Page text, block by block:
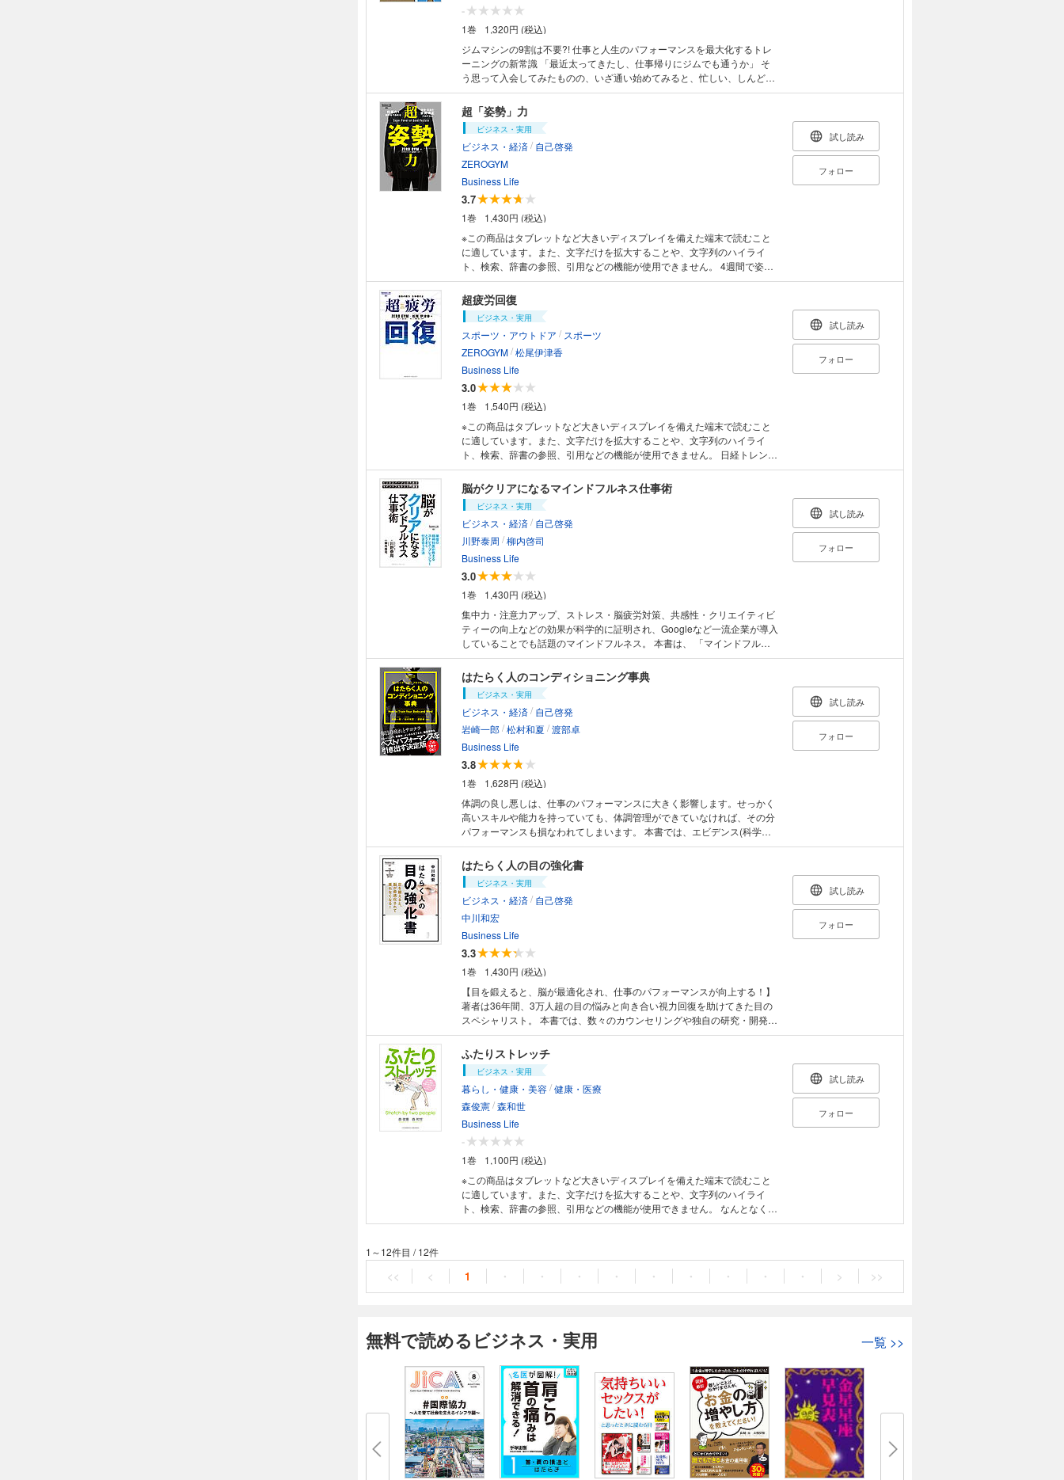
へのステップ第2章 潜在意識を味方につける第3章 頑張らなくていい理由
第4章 習慣は才能を超える第5章 「スイッチとなる習慣」の見つけ方第6章
「スイッチとなる習慣」の選択肢第7章 人生を根本から変える習慣エピロ
ーグ あなたには想定を超える可能性がある!
-
1巻
1,320円 (税込)
ジムマシンの9割は不要?! 仕事と人生のパフォーマンスを最大化するトレ
ーニングの新常識 「最近太ってきたし、仕事帰りにジムでも通うか」 そ
う思って入会してみたものの、いざ通い始めてみると、忙しい、しんど
い、めんどうくさい。そして続かない……。 こうなってしまう原因の多く
は、ジムマシンを片っ端から使ったり、ひたすら筋トレに励んだり……と
いった、「じつは非効率な鍛え方」をしていることにあります 本書では、
「鍛える前に整える」というトレーニングの本質や、最短で理想のカラダ
になるための賢いジム活用のコツを紹介。 トレーニングのプロとして長
年、世界を舞台に戦うトップアスリートのカラダづくりから一般の人の健
康管理まで「カラダのトータルサポート」に従事してきた著者の鈴木岳氏
が、その極意を余すことなくお伝えします。 押さえておきたい常識、意外
と知られていないフィットネスジムの魅力が満載の「新・トレーニングバ
イブル」! ●目次(抜粋) はじめに 忙しくても続く! ジム通い・トレーニング
の極意 第1章トレーナーを徹底的に活用する 第2章トレーニングの無駄を
極限まで省く 第3章「鍛」える前に「整」える 第4章コンディショニング
チェック 第5章ジムの賢い選び方、使い方 第6章続くトレーニングのコツ
超「姿勢」力
ビジネス・実用
ビジネス・経済/ 自己啓発
ZEROGYM
Business Life
3.7
1巻
1,430円 (税込)
※この商品はタブレットなど大きいディスプレイを備えた端末で読むこと
に適しています。また、文字だけを拡大することや、文字列のハイライ
ト、検索、辞書の参照、引用などの機能が使用できません。 4週間で姿勢
を矯正し、仕事で最高のパフォーマンスを発揮する。 そのための方法を凝
縮したのが本書だ。 ▼事実、姿勢が悪いとリアルに疲れる 姿勢が悪いだ
けでパフォーマンスは相当落ちる。見栄えが悪い以上に、疲れやすくなる
からだ。 「正しい姿勢はつらい」「背中を丸めて座ったほうがラク」と感
じるのは、あくまで錯覚にすぎない。ラクだと思っている姿勢はじつは筋
肉の一部を酷使していて、続けていると疲れが一箇所に集中してしまう。
体はどんどんゆがみ、骨や関節、筋肉が本来あるべきポジションからずれ
ていき、 ・肩こり、腰痛 ・代謝が落ち、太りやすくなる ・集中力が低下
する ・冷え性、肌荒れ、顔のたるみ ・やる気や自信の喪失 ・ストレスに
弱い などの症状まで引き起こす。 ▼疲労回復専用ジムが開発した最強最
速の姿勢矯正プログラム 本書で紹介するプログラムは、東京・千駄ヶ谷の
疲労回復専用ジム「ZERO GYM」で行なわれているプログラムの中から、
わかりやすく、ひとりでも比較的簡単に取り組めるトレーニングを選りす
という人も多いであろう、ぐぐーっと伸びるあのポーズ。 じつは大人にな
った今だからこそ、やるべき理由がある。なぜならブリッジには、猫背解
消に必要な関節の動きや 筋肉収縮がバランスよく組み込まれているから
だ。いわばブリッジは「姿勢矯正パーフェクトポーズ」なのである。 「ブ
的はあくまで姿勢矯正だが、 その目的を達成するためのツールとしてブリ
ッジを位置づけ、4 週間で達成を目指す。効果が目に見えるので、 モチベ
ーションをキープしやすいし、正しく最終目標ストレッチ要素の高い動き
を中心に「ほぐし」と「ポジションセット」を 一気に進めることができる
のだ。ぜひ本書で、姿勢矯正に成功し、疲れない体と輝かしい未来を手に
入れてほしい。
試し読み
フォロー
超疲労回復
ビジネス・実用
スポーツ・アウトドア / スポーツ
ZEROGYM/松尾伊津香
Business Life
3.0
1巻
1,540円 (税込)
※この商品はタブレットなど大きいディスプレイを備えた端末で読むこと
に適しています。また、文字だけを拡大することや、文字列のハイライ
ト、検索、辞書の参照、引用などの機能が使用できません。 日経トレンデ
ィ「2018年ヒット予測」第3位! 「王様のブランチ」「スッキリ」「ヒル
ナンデス」等、各メディアで話題! 本書刊行に合わせて行った実験によ
り、自律神経のバランスが整い、睡眠の質が向上することが医学的にも実
証! ZERO GYMの「疲労回復プログラム」が自宅で手軽に実践できる! 日々
溜まっていく疲れをいかに解消するか。これはビジネスパーソンにとって
永遠の課題である。事実、「寝ても疲れがとれない」「うまい解消法が見
つからない」といった悩みをもつ人は多い。 「しっかり寝れば疲れがとれ
る」多くの人はそう考えている。けれど本当にそうだろうか?ただねるだ
けでは疲れはとれない。確かに睡眠は疲労回復の基本ではあるが、本当に
大事なのは、むしろその「前」だ。 何が必要なのかというとそれは、「ゼ
ロになる」ということ。脳と体を緊張状態からときほぐし、あるべき状態
にリセットしてあげる。疲れを根本から取り除くためには、寝る前の「ゼ
ロになる」ステップが必要なのだ。 本書で紹介する疲労回復プログラム
とによって、疲労回復の最大化を実現している。 ストレッチに自重トレー
ニング、瞑想・マインドフルネス、そして脱力……。このメニューを、こ
の順序で行えば、必ずやあなたの脳と体はときほぐされ、翌日の寝覚めや
コンディションが格段に良くなることだろう。
試し読み
フォロー
脳がクリアになるマインドフルネス仕事術
ビジネス・実用
ビジネス・経済/ 自己啓発
川野泰周 /柳内啓司
Business Life
3.0
1巻
1,430円 (税込)
集中力・注意力アップ、ストレス・脳疲労対策、共感性・クリエイティビ
ティーの向上などの効果が科学的に証明され、Googleなど一流企業が導入
していることでも話題のマインドフルネス。 本書は、 「マインドフルネ
スとは何か?」「具体的なやり方は?」「忙しくてもできる?」 …等の基本
的な疑問から、 「満員電車が憂鬱」「仕事量が多くて頭を切り替えられな
い」「仕事中に集中が切れてしまう」「部下のマネジメントに困ってい
る」「休日も仕事が気になり、休んだ気がしない」 …等の具体的な仕事の
ストレスへの対処法まで、ビジネスマン×マインドフルネス専門家による
会話形式で、わかりやすく解説します。 朝一番に明晰な脳を手に入れる
「5回だけ呼吸」、歩きながらできる「歩行瞑想」、満員電車が快適にな
る「つり革瞑想」、集中のスイッチを入れる「キーアクション」、アイデ
アが出てくる「マインドフル・ライティング」など、ビジネスで役立つ&
いつでもどこでもできる簡単メソッドを科学的根拠に基づいて多数紹介。
現代に生きるビジネスパーソンへ、ストレスからの解放と継続可能な働き
方をご提案します。
試し読み
フォロー
はたらく人のコンディショニング事典
ビジネス・実用
ビジネス・経済/ 自己啓発
岩崎一郎/松村和夏 /渡部卓
Business Life
3.8
1巻
1,628円 (税込)
体調の良し悪しは、仕事のパフォーマンスに大きく影響します。せっかく
高いスキルや能力を持っていても、体調管理ができていなければ、その分
パフォーマンスも損なわれてしまいます。 本書では、エビデンス(科学
的・医学的根拠)をベースに、ビジネスパーソンの体調管理について徹底解
説。「カラダ」「ココロ」「アタマ」を鍛えるための方法を、「食事」
「睡眠」「運動」「習慣」「環境」の観点からそれぞれ紹介していきま
す。 これを読むだけで体調管理は万全! 仕事と人生のパフォーマンスをぐ
んっと向上させる、まさに決定版と言える一冊です。
試し読み
フォロー
はたらく人の目の強化書
ビジネス・実用
ビジネス・経済/ 自己啓発
中川和宏
Business Life
3.3
1巻
1,430円 (税込)
【目を鍛えると、脳が最適化され、仕事のパフォーマンスが向上する！】
著者は36年間、3万人超の目の悩みと向き合い視力回復を助けてきた目の
スペシャリスト。 本書では、数々のカウンセリングや独自の研究・開発を
重ねた末に編み出したメソッド「眼筋トレ」を中心に、現代ビジネスマン
に必要なアイケアを余すことなく紹介します。 実践すれば、疲れ目やドラ
イアイ、目の疲れからくる頭痛・肩凝りといった不調を解消することはも
ちろん、視力回復や脳機能向上も期待できます。 「そんなうますぎる話、
ありえない」「相当めんどくさいことなんじゃない?」 そう思うのも無理
はありません。なぜなら、多くの人が目はよくならないと信じているから
です。やれることといえば、せいぜい目薬を差すか、メガネ・コンタクト
も、本当にそうでしょうか?目が疲れたり悪くなったり、何かしらの不調
が現れる原因は、もとを正せば「目の筋力」が低下し、「血流」が滞って
しまうことにあります。端的に言えば、肩凝りならぬ「目凝り」状態。こ
れでは目と脳に十分な酸素や栄養が行き届かなくなり、うまく機能してく
れません。つまり眼筋を鍛えることこそ、目の疲れから引き起こされる
試し読み
フォロー
ふたりストレッチ
ビジネス・実用
暮らし・健康・美容/健康・医療
森俊憲/森和世
Business Life
-
1巻
1,100円 (税込)
※この商品はタブレットなど大きいディスプレイを備えた端末で読むこと
に適しています。また、文字だけを拡大することや、文字列のハイライ
ト、検索、辞書の参照、引用などの機能が使用できません。 なんとなく体
調がすぐれない。 なぜかイライラする。 ちょっとしたことですぐに疲れ
るかもしれませんが、実はふたりでやったほうがずーっとお得。 ラクで、
楽しくて、ものすごーく気持ちいい！ 一緒にやる相手との会話も弾んで、
心と体が無理なく整います。 ▼ふたりストレッチの具体的効果 (1)とにか
トレッチ本来のパワーがUP） (3)モチベーションが続く（いい意味で「強
制力」があるから挫折しにくい） (4)仲が深まる（自然と会話が生まれた
り、お互いを大切に思う気持ちが芽生えたりする） そう、ふたりで行うス
トレッチには本当にいいことしかないのです！ 本書が提案するのは、夫婦
や親子、恋人、友人など、大切な誰かと「ふたりで一緒に、楽しく、健康
になる」方法。 ふたりだからこそ伸ばせる部分を中心に、心と体を整える
ためのポージングを厳選しました。 特別な道具やスペースは要りません。
どれも動き自体は単純なので、誰でも自宅で気軽に行えます。 そして「忙
しくて時間が合わない」という人にとっては、一緒に過ごす時間をつくる
いいきっかけになるかもしれません。 これは決して大げさなことではな
試し読み
フォロー
1～12件目 /12件
<< < 1 ・ ・ ・ ・ ・ ・ ・ ・ ・ > >>
無料で読めるビジネス・実用 一覧 >>